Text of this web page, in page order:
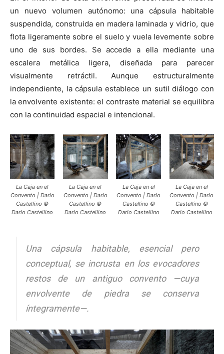
un nuevo volumen autónomo: una cápsula habitable
suspendida, construida en madera laminada y vidrio, que
flota ligeramente sobre el suelo y vuela levemente sobre
uno de sus bordes. Se accede a ella mediante una
escalera metálica ligera, diseñada para parecer
visualmente retráctil. Aunque estructuralmente
independiente, la cápsula establece un sutil diálogo con
la envolvente existente: el contraste material se equilibra
con la continuidad espacial e intencional.
La Caja en el
Convento | Dario
Castellino ©
Dario Castellino
La Caja en el
Convento | Dario
Castellino ©
Dario Castellino
La Caja en el
Convento | Dario
Castellino ©
Dario Castellino
La Caja en el
Convento | Dario
Castellino ©
Dario Castellino
Una cápsula habitable, esencial pero
conceptual, se incrusta en los evocadores
restos de un antiguo convento —cuya
envolvente de piedra se conserva
íntegramente—.